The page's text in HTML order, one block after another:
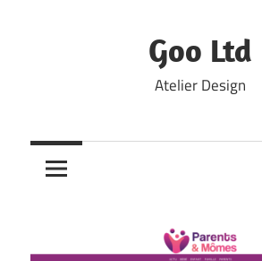
Goo Ltd
Atelier Design